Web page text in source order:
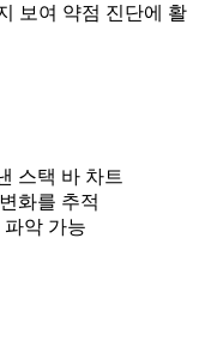
보여 약점 진단에 활
스택 바 차트
화를 추적
파악 가능